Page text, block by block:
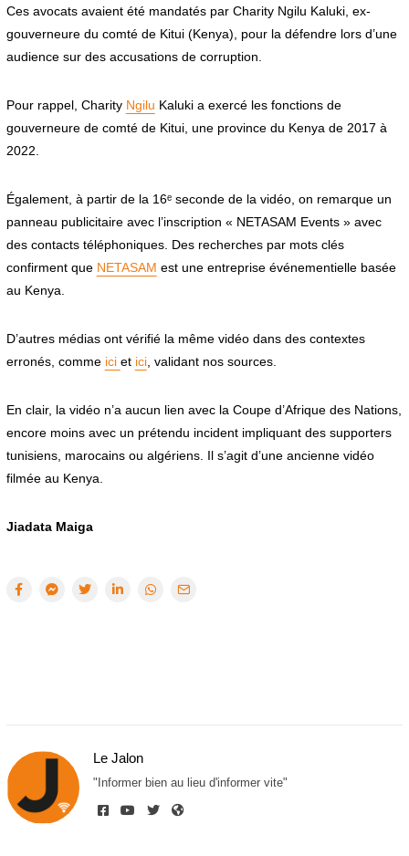
Ces avocats avaient été mandatés par Charity Ngilu Kaluki, ex-
gouverneure du comté de Kitui (Kenya), pour la défendre lors d’une
audience sur des accusations de corruption.
Pour rappel, Charity Ngilu Kaluki a exercé les fonctions de
gouverneure de comté de Kitui, une province du Kenya de 2017 à
2022.
Également, à partir de la 16ᵉ seconde de la vidéo, on remarque un
panneau publicitaire avec l’inscription « NETASAM Events » avec
des contacts téléphoniques. Des recherches par mots clés
confirment que NETASAM est une entreprise événementielle basée
au Kenya.
D’autres médias ont vérifié la même vidéo dans des contextes
erronés, comme ici et ici, validant nos sources.
En clair, la vidéo n’a aucun lien avec la Coupe d’Afrique des Nations,
encore moins avec un prétendu incident impliquant des supporters
tunisiens, marocains ou algériens. Il s’agit d’une ancienne vidéo
filmée au Kenya.
Jiadata Maiga
Le Jalon
"Informer bien au lieu d'informer vite"